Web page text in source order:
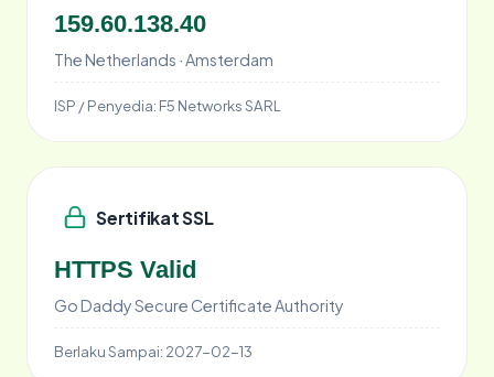
159.60.138.40
The Netherlands · Amsterdam
ISP / Penyedia: F5 Networks SARL
Sertifikat SSL
HTTPS Valid
Go Daddy Secure Certificate Authority
Berlaku Sampai: 2027-02-13